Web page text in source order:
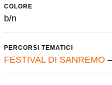
COLORE
b/n
PERCORSI TEMATICI
FESTIVAL DI SANREMO –